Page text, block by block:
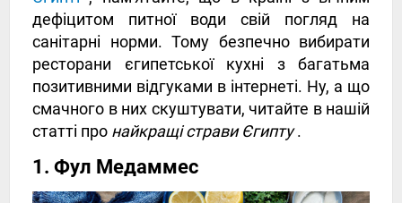
дефіцитом питної води свій погляд на
санітарні норми. Тому безпечно вибирати
ресторани єгипетської кухні з багатьма
позитивними відгуками в інтернеті. Ну, а що
смачного в них скуштувати, читайте в нашій
статті про найкращі страви Єгипту.
1. Фул Медаммес